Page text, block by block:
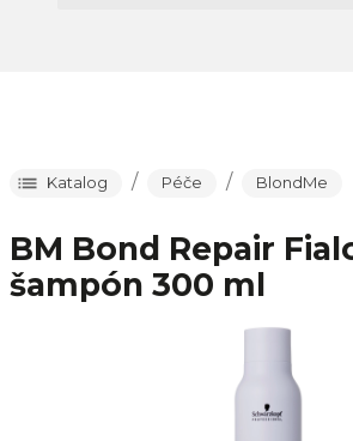
Katalog / Péče / BlondMe
BM Bond Repair
šampón 300 ml